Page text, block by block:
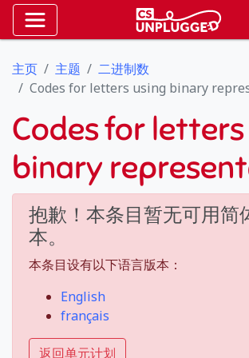
主页 主题
二进制数
Codes for letters using binary
Codes for
binary
抱歉！本条目暂无可用简
本。
本条目设有以下语言版本：
English
français
返回单元计划